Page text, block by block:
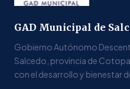
GAD Municipal de
Gobierno Autónomo
Salcedo, provincia de
con el desarrollo y bienestar